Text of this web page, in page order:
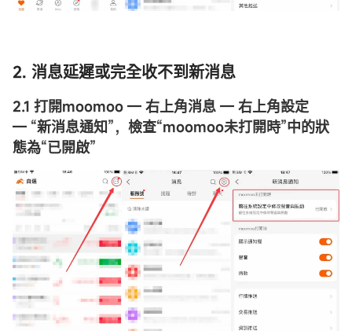
2. 消息延遲或完全收不到新消息
2.1 打開moomoo — 右上角消息 — 右上角設定
— “新消息通知”，檢查“moomoo未打開時”中的狀
態為“已開啟”